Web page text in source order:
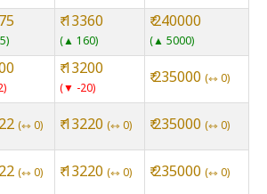
₹ 13360
▲ 160
₹ 240000
▲ 5000
₹ 13200
▼ -20
₹ 235000 ⇿ 0
⇿ 0 ₹ 13220 ⇿ 0 ₹ 235000 ⇿ 0
⇿ 0 ₹ 13220 ⇿ 0 ₹ 235000 ⇿ 0